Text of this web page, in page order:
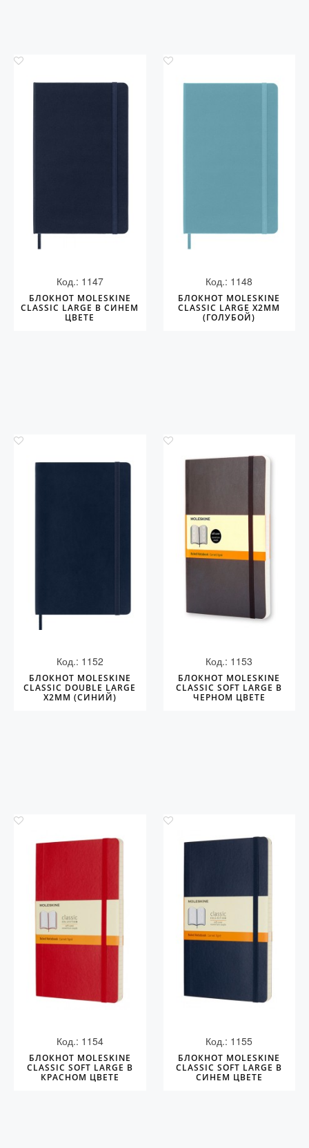
Код.: 1147
БЛОКНОТ MOLESKINE
CLASSIC LARGE В СИНЕМ
ЦВЕТЕ
Код.: 1148
БЛОКНОТ MOLESKINE
CLASSIC LARGE Х2ММ
(ГОЛУБОЙ)
Код.: 1152
БЛОКНОТ MOLESKINE
CLASSIC DOUBLE LARGE
Х2ММ (СИНИЙ)
Код.: 1153
БЛОКНОТ MOLESKINE
CLASSIC SOFT LARGE В
ЧЕРНОМ ЦВЕТЕ
Код.: 1154
БЛОКНОТ MOLESKINE
CLASSIC SOFT LARGE В
КРАСНОМ ЦВЕТЕ
Код.: 1155
БЛОКНОТ MOLESKINE
CLASSIC SOFT LARGE В
СИНЕМ ЦВЕТЕ